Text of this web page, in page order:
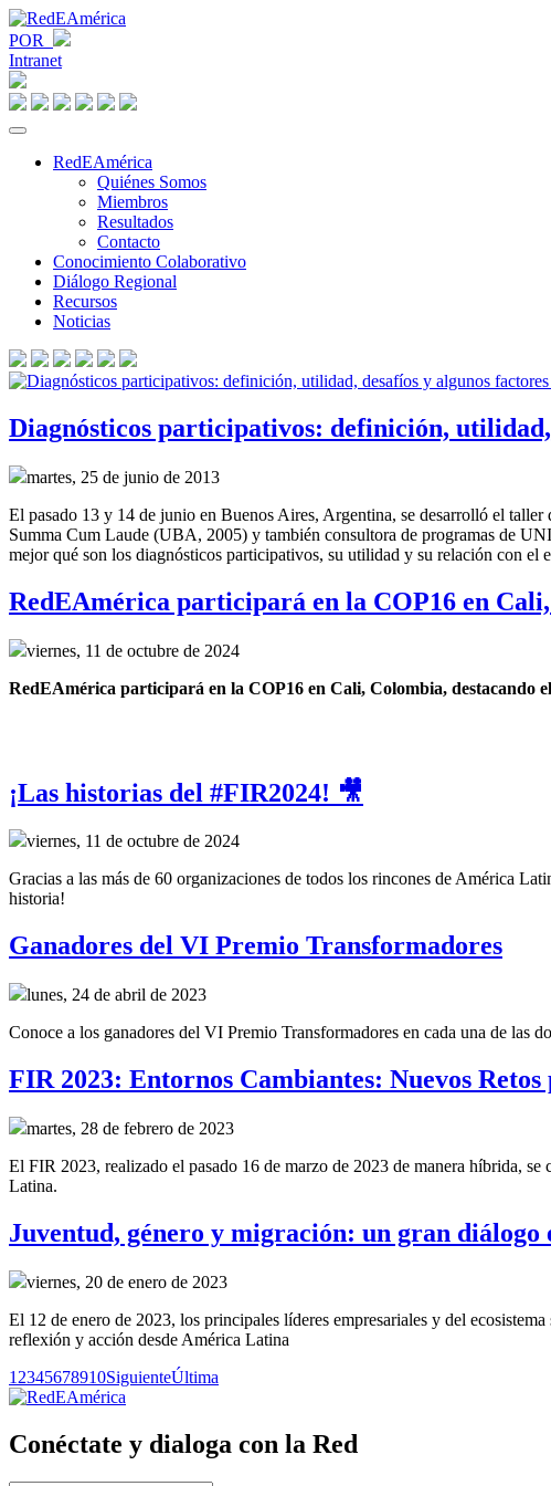
POR
Intranet
RedEAmérica
Quiénes Somos
Miembros
Resultados
Contacto
Conocimiento Colaborativo
Diálogo Regional
Recursos
Noticias
Diagnósticos participativos: definición,
martes, 25 de junio de 2013
El pasado 13 y 14 de junio en Buenos Aires, Argentina, se desarrolló el
Summa Cum Laude (UBA, 2005) y también consultora de programas de
mejor qué son los diagnósticos participativos, su utilidad y su relación con el
RedEAmérica participará en la COP16 en
viernes, 11 de octubre de 2024
RedEAmérica participará en la COP16 en Cali, Colombia, destacando
¡Las historias del #FIR2024! 🎥
viernes, 11 de octubre de 2024
Gracias a las más de 60 organizaciones de todos los rincones de América
historia!
Ganadores del VI Premio Transformadores
lunes, 24 de abril de 2023
Conoce a los ganadores del VI Premio Transformadores en cada una de las
FIR 2023: Entornos Cambiantes: Nuevos
martes, 28 de febrero de 2023
El FIR 2023, realizado el pasado 16 de marzo de 2023 de manera híbrida,
Latina.
Juventud, género y migración: un gran
viernes, 20 de enero de 2023
El 12 de enero de 2023, los principales líderes empresariales y del
reflexión y acción desde América Latina
1 2345678910SiguienteÚltima
Conéctate y dialoga con la Red